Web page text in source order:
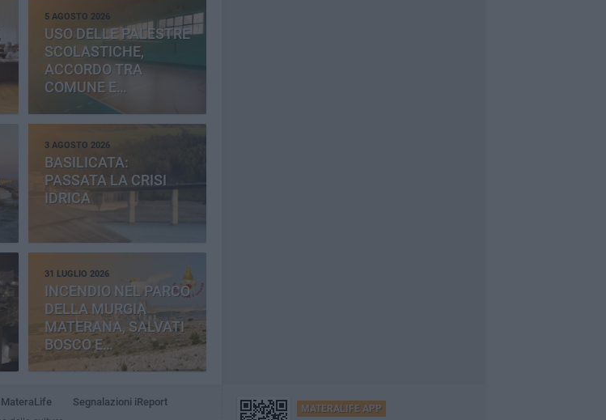
5 AGOSTO 2026
USO DELLE PALESTRE
SCOLASTICHE,
ACCORDO TRA
COMUNE E
PROVINCIA
3 AGOSTO 2026
BASILICATA:
PASSATA LA CRISI
IDRICA
31 LUGLIO 2026
INCENDIO NEL PARCO
DELLA MURGIA
MATERANA, SALVATI
BOSCO E
CEMENTERIA
Segnalazioni iReport
MATERALIFE APP